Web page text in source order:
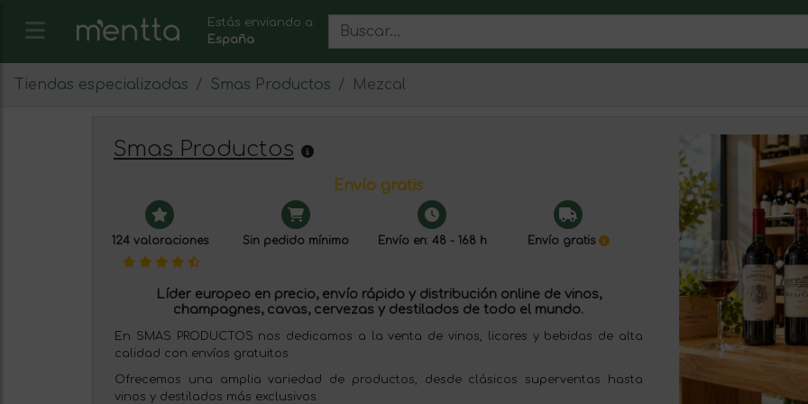
Estás enviando a:
España
Tiendas especializadas Smas Productos Mezcal
Smas Productos
Envío gratis
124 valoraciones Sin pedido mínimo Envío en: 48 - 168 h Envío gratis
Líder europeo en precio, envío rápido y distribución online de vinos,
champagnes, cavas, cervezas y destilados de todo el mundo.
En SMAS PRODUCTOS nos dedicamos a la venta de vinos, licores y bebidas de alta
calidad con envíos gratuitos.
Ofrecemos una amplia variedad de productos, desde clásicos superventas hasta
vinos y destilados más exclusivos.